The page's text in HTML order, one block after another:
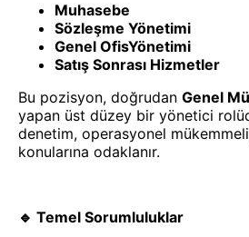
Muhasebe
Sözleşme Yönetimi
Genel OfisYönetimi
Satış Sonrası Hizmetler
Bu pozisyon, doğrudan Genel
yapan üst düzey bir yönetici
denetim, operasyonel
konularına odaklanır.
🔹 Temel Sorumluluklar